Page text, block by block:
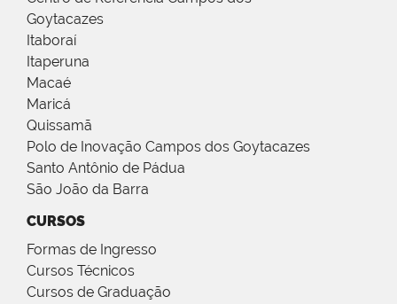
Goytacazes
Itaboraí
Itaperuna
Macaé
Maricá
Quissamã
Polo de Inovação Campos dos Goytacazes
Santo Antônio de Pádua
São João da Barra
CURSOS
Formas de Ingresso
Cursos Técnicos
Cursos de Graduação